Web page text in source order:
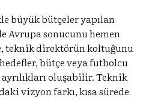
büyük bütçeler yapılan
Avrupa sonucunu hemen
teknik direktörün koltuğunu
bütçe veya futbolcu
oluşabilir. Teknik
vizyon farkı, kısa sürede